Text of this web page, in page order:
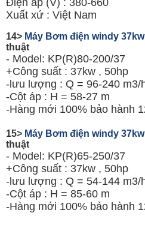
Xuất xứ : Việt Nam
14> Máy Bơm điện windy
thuật
- Model: KP(R)80-200/37
+Công suất : 37kw , 50hp
-lưu lượng : Q = 96-240 m3/
-Cột áp : H = 58-27 m
-Hàng mới 100% bảo hành
15> Máy Bơm điện windy
thuật
- Model: KP(R)65-250/37
+Công suất : 37kw , 50hp
-lưu lượng : Q = 54-144 m3/
-Cột áp : H = 85-60 m
-Hàng mới 100% bảo hành